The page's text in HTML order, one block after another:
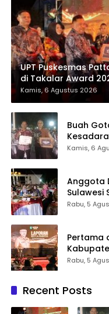
UPT Puskesmas
di Takalar Award
Hadirkan Pelayanan
Berkualitas
Kamis, 6 Agustus 2026
Buah
Patte’ne
Kamis, 6
Anggota
Sulawesi
Fadilah
Apresiasi
2026
Rabu, 5
Pertama
Malam
Publik
Rabu, 5
Recent Posts